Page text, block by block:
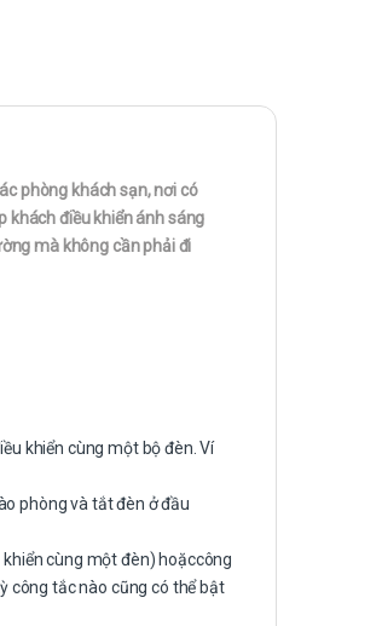
phòng khách sạn, nơi có
khách điều khiển ánh sáng
mà không cần phải đi
khiển cùng một bộ đèn. Ví
phòng và tắt đèn ở đầu
cùng một đèn) hoặccông
công tắc nào cũng có thể bật